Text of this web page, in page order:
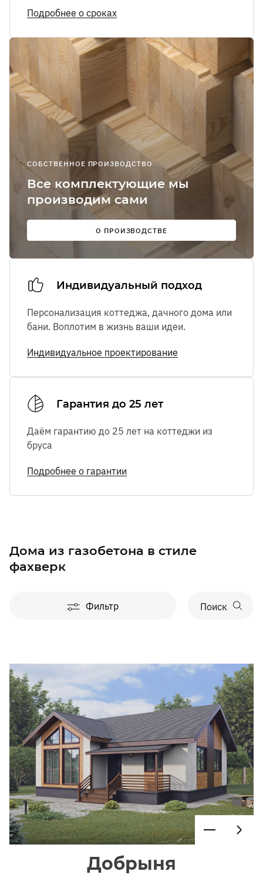
сообщений
Мы в
соцсетях:
Подробнее о сроках
СОБСТВЕННОЕ ПРОИЗВОДСТВО
Все комплектующие мы
производим сами
О ПРОИЗВОДСТВЕ
Индивидуальный подход
Персонализация коттеджа, дачного дома или
бани. Воплотим в жизнь ваши идеи.
Индивидуальное проектирование
Гарантия до 25 лет
Даём гарантию до 25 лет на коттеджи из
бруса
Подробнее о гарантии
Дома из газобетона в стиле
фахверк
Поиск
Фильтр
Добрыня